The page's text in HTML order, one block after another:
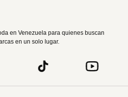
en Venezuela para quienes buscan
en un solo lugar.